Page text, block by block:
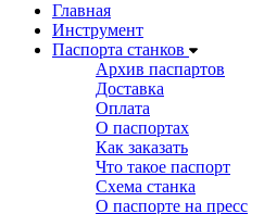
Главная
Инструмент
Паспорта станков
Архив паспартов
Доставка
Оплата
О паспортах
Как заказать
Что такое паспорт
Схема станка
О паспорте на пресс